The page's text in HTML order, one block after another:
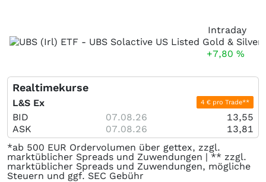
Intraday
+7,80 %
Realtimekurse
L&S Ex 4 € pro Trade**
BID 07.08.26
13,55
ASK
07.08.26
13,81
*ab 500 EUR Ordervolumen über gettex, zzgl.
marktüblicher Spreads und Zuwendungen | ** zzgl.
marktüblicher Spreads und Zuwendungen, mögliche
Steuern und ggf. SEC Gebühr